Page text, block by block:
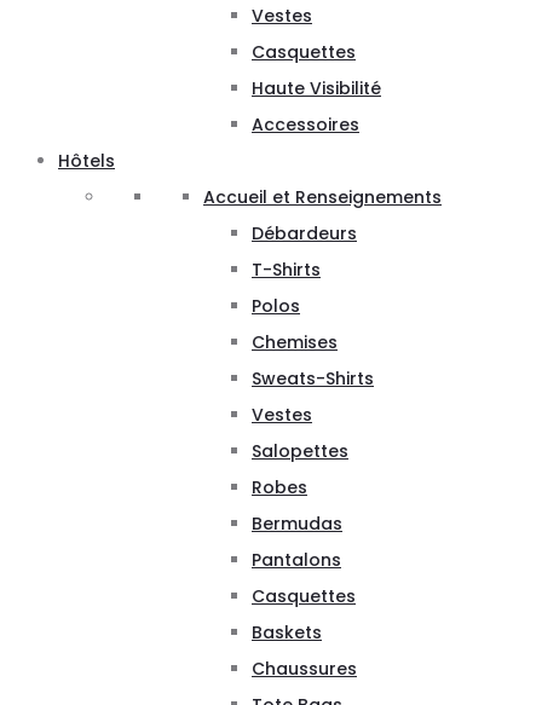
Vestes
Casquettes
Haute Visibilité
Accessoires
Hôtels
Accueil et Renseignements
Débardeurs
T-Shirts
Polos
Chemises
Sweats-Shirts
Vestes
Salopettes
Robes
Bermudas
Pantalons
Casquettes
Baskets
Chaussures